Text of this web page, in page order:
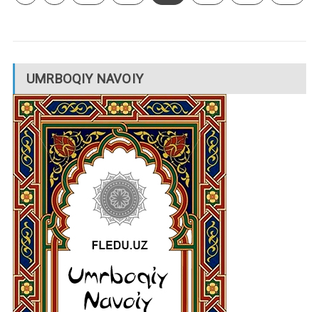
UMRBOQIY NAVOIY